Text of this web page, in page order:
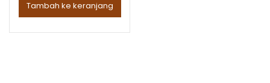
Tambah ke keranjang